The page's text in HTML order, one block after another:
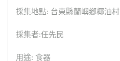
採集地點: 台東縣蘭嶼鄉椰油村
採集者:任先民
用途: 食器